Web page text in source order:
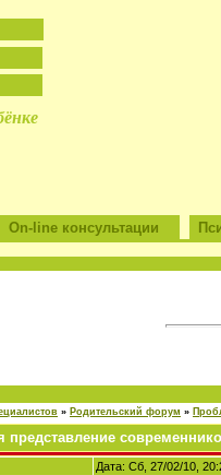
On-line консультации
» Родительский форум »
Дата: Сб, 27/02/10,